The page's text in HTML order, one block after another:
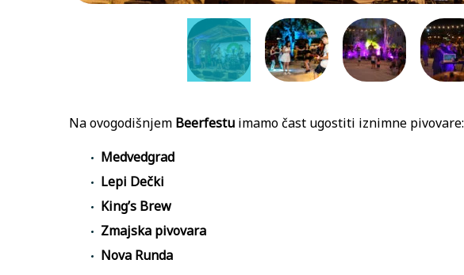
Na ovogodišnjem Beerfestu imamo čast ugostiti iznimne pivovare:
Medvedgrad
Lepi Dečki
King’s Brew
Zmajska pivovara
Nova Runda